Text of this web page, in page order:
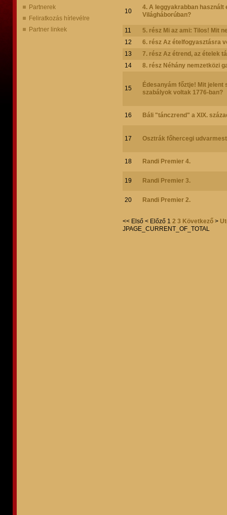
Partnerek
Feliratkozás hírlevélre
Partner linkek
10
4. A leggyakrabban használt
Világháborúban?
11
5. rész Mi az ami: Tilos! Mit
12
6. rész Az ételfogyasztásra
13
7. rész Az étrend, az ételek
14
8. rész Néhány nemzetközi
15
Édesanyám főztje! Mit
szabályok voltak 1776-ban?
16 Báli "tánczrend" a XIX.
17 Osztrák főhercegi
18 Randi Premier 4.
19 Randi Premier 3.
20 Randi Premier 2.
<< Első < Előző 1 2 3 Következő >
JPAGE_CURRENT_OF_TOTAL